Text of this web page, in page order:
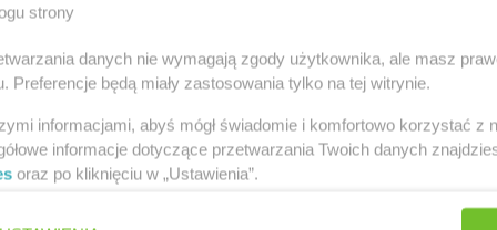
arhelan Józefów arhelan
arhelan Kotuń
strony
danych nie wymagają zgody użytkownika, ale masz
Preferencje będą miały zastosowania tylko na tej witrynie.
informacjami, abyś mógł świadomie i komfortowo korzystać z
informacje dotyczące przetwarzania Twoich danych
oraz po kliknięciu w „Ustawienia”.